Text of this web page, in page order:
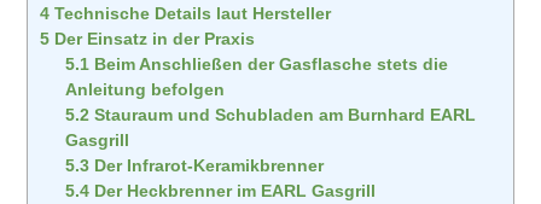
4 Technische Details laut Hersteller
5 Der Einsatz in der Praxis
5.1Beim Anschließen der Gasflasche stets die
Anleitung befolgen
5.2Stauraum und Schubladen am Burnhard EARL
Gasgrill
5.3Der Infrarot-Keramikbrenner
5.4Der Heckbrenner im EARL Gasgrill